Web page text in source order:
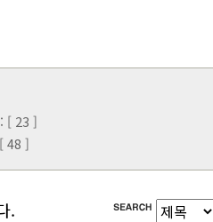
[ 23 ]
48 ]
.